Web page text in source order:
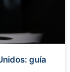
guía